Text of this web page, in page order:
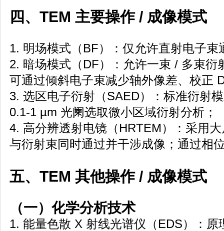
四、TEM 主要操作 / 成像模式
1. 明场模式（BF）：仅允许直射电子束
2. 暗场模式（DF）：允许一束 / 多束衍
可通过倾斜电子束减少轴外像差、校正
3. 选区电子衍射（SAED）：标准衍射
0.1-1 µm 光阑选取微小区域衍射分析；
4. 高分辨透射电镜（HRTEM）：采用
与衍射束同时通过并干涉成像；通过相
五、TEM 其他操作 / 成像模式
（一）化学分析技术
1. 能量色散 X 射线光谱仪（EDS）：原